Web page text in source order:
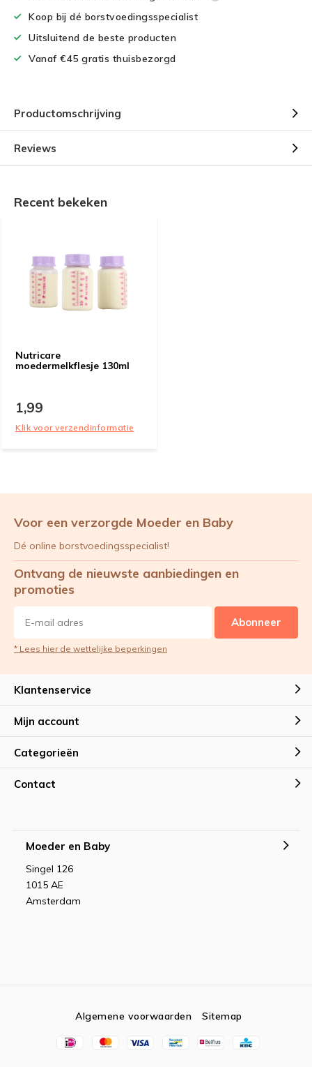
Koop bij dé borstvoedingsspecialist
Uitsluitend de beste producten
Vanaf €45 gratis thuisbezorgd
Productomschrijving
Reviews
Recent bekeken
Nutricare
moedermelkflesje 130ml
1,99
Klik voor verzendinformatie
Voor een verzorgde Moeder en Baby
Dé online borstvoedingsspecialist!
Ontvang de nieuwste aanbiedingen en
promoties
Abonneer
* Lees hier de wettelijke beperkingen
Klantenservice
Mijn account
Categorieën
Contact
Moeder en Baby
Singel 126
1015 AE
Amsterdam
Algemene voorwaarden Sitemap